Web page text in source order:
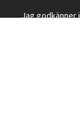
Jag godkänner